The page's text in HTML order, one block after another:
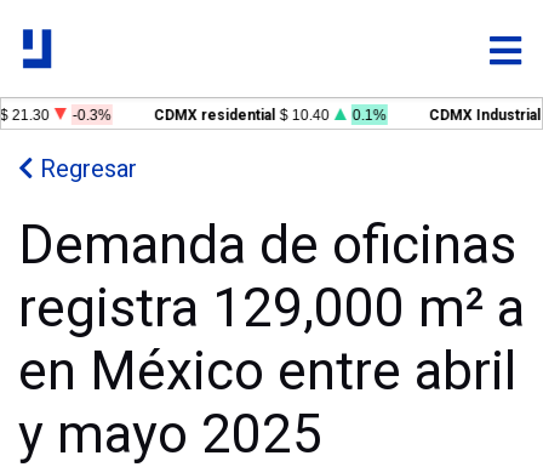
21.30 -0.3% CDMX residential $ 10.40 0.1% CDMX Industrial
Regresar
Demanda de oficinas
registra 129,000 m² a
en México entre abril
y mayo 2025